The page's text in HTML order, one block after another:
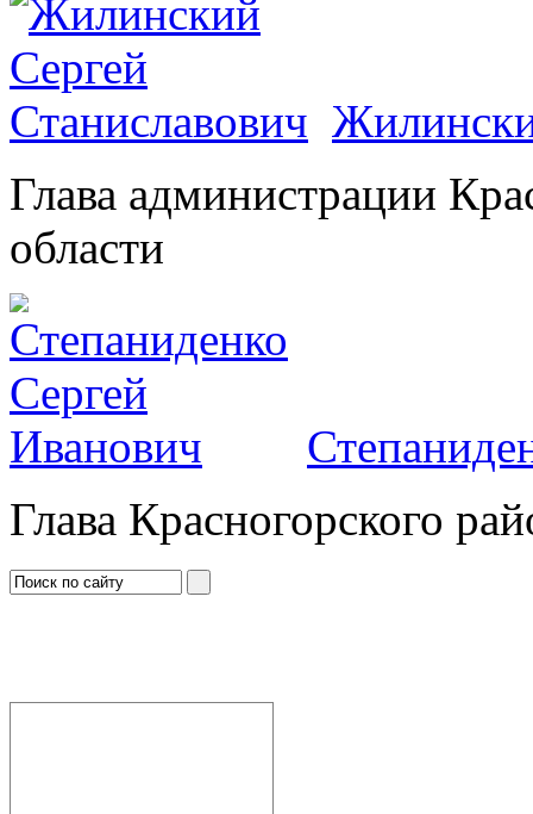
Глава администрации
области
Глава Красногорского